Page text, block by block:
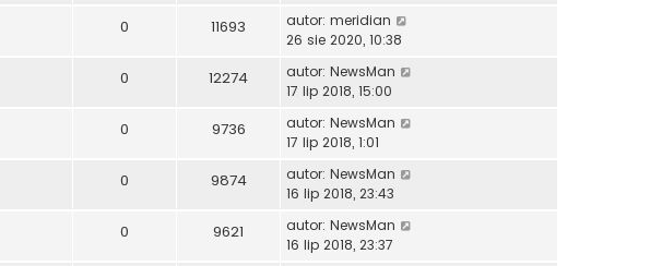
0 11693 autor: meridian
26 sie 2020, 10:38
0 12274 autor: NewsMan
17 lip 2018, 15:00
0 9736 autor: NewsMan
17 lip 2018, 1:01
0 9874 autor: NewsMan
16 lip 2018, 23:43
0 9621 autor: NewsMan
16 lip 2018, 23:37